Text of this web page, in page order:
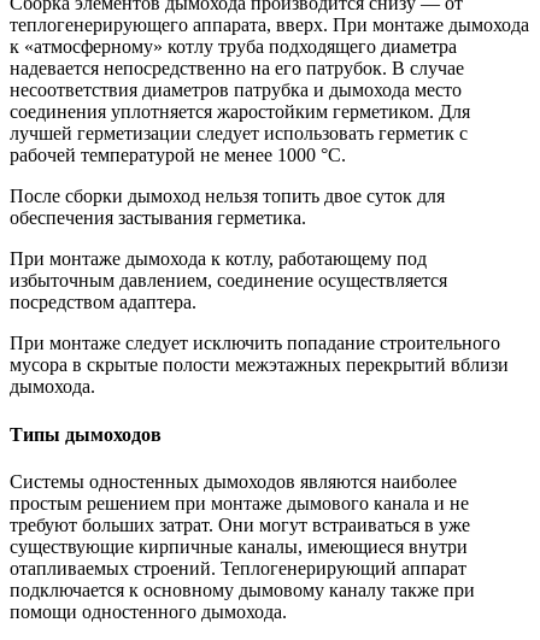
теплогенерирующего аппарата, вверх. При монтаже дымохода
к «атмосферному» котлу труба подходящего диаметра
надевается непосредственно на его патрубок. В случае
несоответствия диаметров патрубка и дымохода место
соединения уплотняется жаростойким герметиком. Для
лучшей герметизации следует использовать герметик с
рабочей температурой не менее 1000 °С.
После сборки дымоход нельзя топить двое суток для
обеспечения застывания герметика.
При монтаже дымохода к котлу, работающему под
избыточным давлением, соединение осуществляется
посредством адаптера.
При монтаже следует исключить попадание строительного
мусора в скрытые полости межэтажных перекрытий вблизи
дымохода.
Типы дымоходов
Системы одностенных дымоходов являются наиболее
простым решением при монтаже дымового канала и не
требуют больших затрат. Они могут встраиваться в уже
существующие кирпичные каналы, имеющиеся внутри
отапливаемых строений. Теплогенерирующий аппарат
подключается к основному дымовому каналу также при
помощи одностенного дымохода.